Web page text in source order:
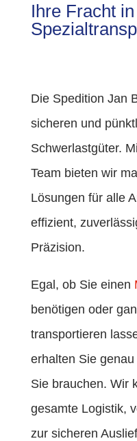
Ihre Fracht
Die Spedition Jan
sicheren und
Schwerlastgüter.
Team bieten wir
Lösungen für alle
effizient,
Präzision.
Egal, ob Sie einen
benötigen oder
transportieren
erhalten Sie
Sie brauchen. Wir
gesamte Logistik,
zur sicheren